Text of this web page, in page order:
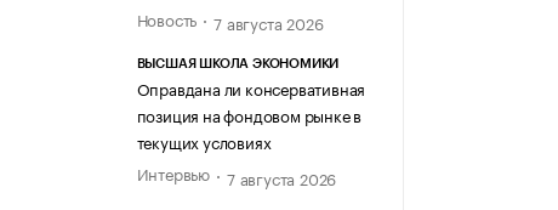
Новость
7 августа 2026
ВЫСШАЯ ШКОЛА ЭКОНОМИКИ
Оправдана ли консервативная
позиция на фондовом рынке в
текущих условиях
Интервью
7 августа 2026